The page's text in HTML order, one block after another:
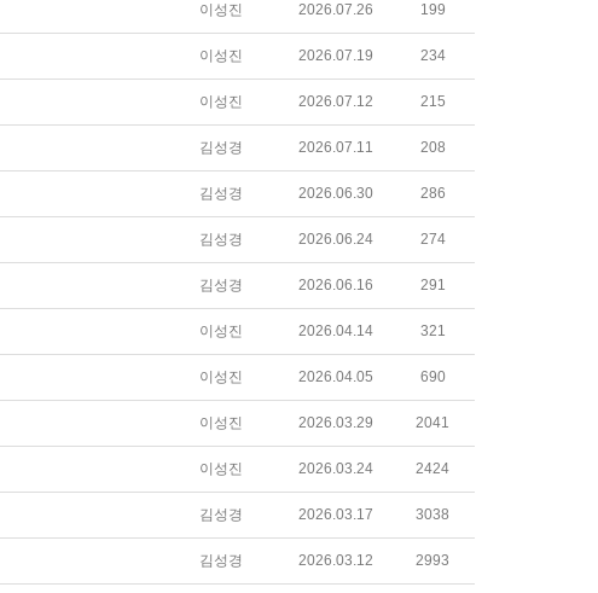
이성진 2026.07.26 199
이성진 2026.07.19 234
이성진 2026.07.12 215
김성경 2026.07.11 208
김성경 2026.06.30 286
김성경 2026.06.24 274
김성경 2026.06.16 291
이성진 2026.04.14 321
이성진 2026.04.05 690
이성진 2026.03.29 2041
이성진 2026.03.24 2424
김성경 2026.03.17 3038
김성경 2026.03.12 2993